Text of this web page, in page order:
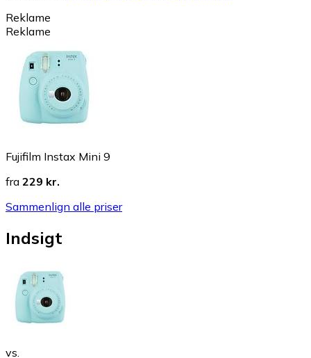
Reklame
Reklame
Fujifilm Instax Mini 9
fra 229 kr.
Sammenlign alle priser
Indsigt
vs.